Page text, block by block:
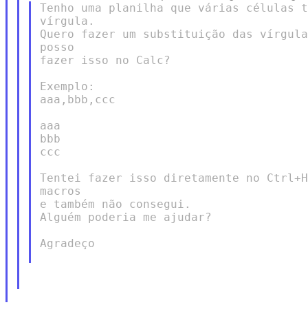
Tenho uma planilha que várias células
vírgula.
Quero fazer um substituição das
posso
fazer isso no Calc?
Exemplo:
aaa,bbb,ccc
aaa
bbb
ccc
Tentei fazer isso diretamente no
macros
e também não consegui.
Alguém poderia me ajudar?
Agradeço